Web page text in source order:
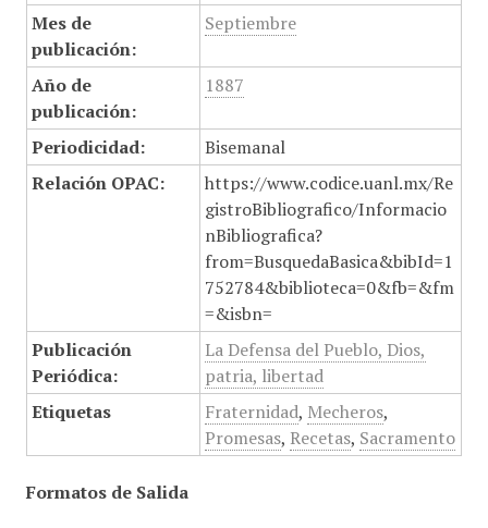
Mes de
publicación:
Septiembre
Año de
publicación:
1887
Periodicidad:
Bisemanal
Relación OPAC:
https://www.codice.uanl.mx/Re
gistroBibliografico/Informacio
nBibliografica?
from=BusquedaBasica&bibId=1
752784&biblioteca=0&fb=&fm
=&isbn=
Publicación
Periódica:
La Defensa del Pueblo, Dios,
patria, libertad
Etiquetas
Fraternidad, Mecheros,
Promesas, Recetas, Sacramento
Formatos de Salida